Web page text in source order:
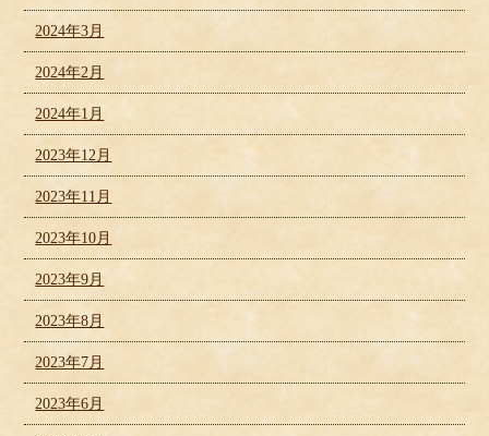
2024年3月
2024年2月
2024年1月
2023年12月
2023年11月
2023年10月
2023年9月
2023年8月
2023年7月
2023年6月